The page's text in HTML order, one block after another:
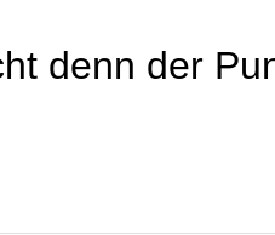
denn der